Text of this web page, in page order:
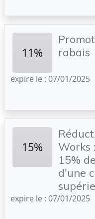
11%
rabais
expire le : 07/01/2025
15%
Works
15%
d'une
expire le : 07/01/2025